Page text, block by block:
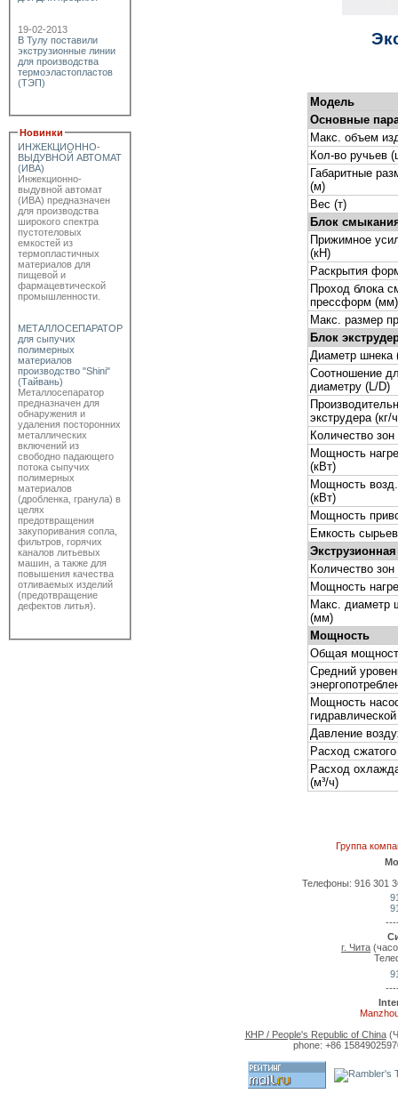
19-02-2013
В Тулу поставили
экструзионные линии
для производства
термоэластопластов
(ТЭП)
Новинки
ИНЖЕКЦИОННО-
ВЫДУВНОЙ АВТОМАТ
(ИВА)
Инжекционно-
выдувной автомат
(ИВА) предназначен
для производства
широкого спектра
пустотеловых
емкостей из
термопластичных
материалов для
пищевой и
фармацевтической
промышленности.
МЕТАЛЛОСЕПАРАТОР
для сыпучих
полимерных
материалов
производство "Shini"
(Тайвань)
Металлосепаратор
предназначен для
обнаружения и
удаления посторонних
металлических
включений из
свободно падающего
потока сыпучих
полимерных
материалов
(дробленка, гранула) в
целях
предотвращения
закупоривания сопла,
фильтров, горячих
каналов литьевых
машин, а также для
повышения качества
отливаемых изделий
(предотвращение
дефектов литья).
Модель
Основные
Макс. объем
Кол-во ручьев
Габаритные
(м)
Вес (т)
Блок
Прижимное
(кН)
Раскрытия
Проход блока
прессформ (мм)
Макс. размер
Блок
Диаметр шнека
Соотношение
диаметру (L/D)
экструдера (кг/
Количество
Мощность
(кВт)
Мощность возд.
(кВт)
Мощность
Емкость
Количество
Мощность
Макс. диаметр
(мм)
Мощность
Общая
Средний
Мощность
Давление
Расход
Расход
(м³/ч)
Группа
Телефоны: 916 301
г. Чита
КНР / People's Republic of China
phone: +86